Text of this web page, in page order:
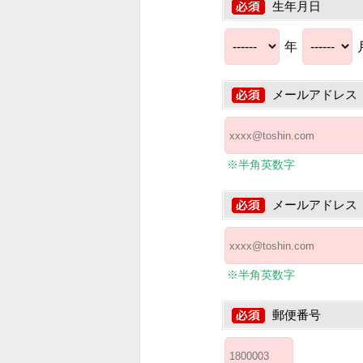
生年月日
年
メールアドレス
※半角英数字
メールアドレス
※半角英数字
郵便番号